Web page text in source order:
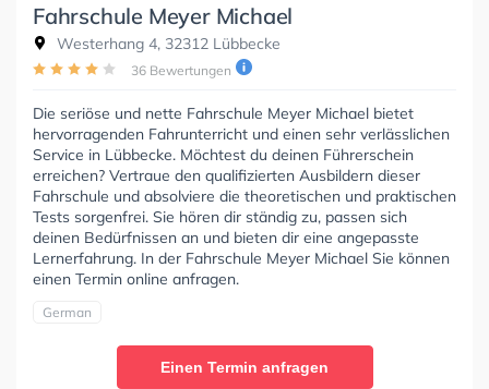
Fahrschule Meyer Michael
Westerhang 4, 32312 Lübbecke
36 Bewertungen
Die seriöse und nette Fahrschule Meyer Michael bietet
hervorragenden Fahrunterricht und einen sehr verlässlichen
Service in Lübbecke. Möchtest du deinen Führerschein
erreichen? Vertraue den qualifizierten Ausbildern dieser
Fahrschule und absolviere die theoretischen und praktischen
Tests sorgenfrei. Sie hören dir ständig zu, passen sich
deinen Bedürfnissen an und bieten dir eine angepasste
Lernerfahrung. In der Fahrschule Meyer Michael Sie können
einen Termin online anfragen.
German
Einen Termin anfragen